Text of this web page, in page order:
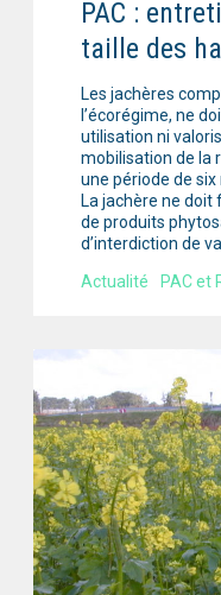
PAC :
taille des
Les jachères
l’écorégime, ne
utilisation ni
mobilisation de la
une période de
La jachère ne doit
de produits
d’interdiction de
Actualité
PAC et